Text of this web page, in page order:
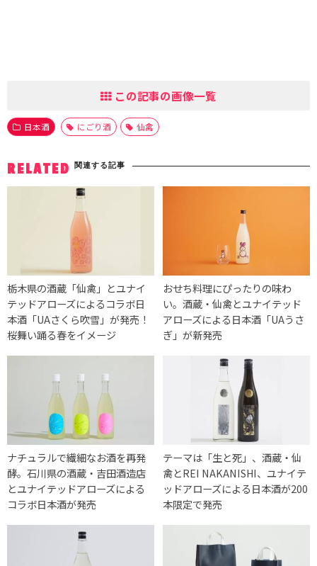
この記事の画像一覧
日本酒 にごり酒 仙禽
RELATED 関連する記事
栃木県の酒蔵「仙禽」とユナイ
テッドアローズによるコラボ日
本酒「UAさくら吹雪」が発売！
桜舞い踊る春をイメージ
おせち料理にぴったりの味わ
い。酒蔵・仙禽とユナイテッド
アローズによる日本酒「UAうさ
ぎ」が新発売
ナチュラルで繊細なお酒を再発
酵。石川県の酒蔵・吉田酒造店
とユナイテッドアローズによる
コラボ日本酒が発売
テーマは「生と死」、酒蔵・仙
禽とREI NAKANISHI、ユナイテ
ッドアローズによる日本酒が200
本限定で発売